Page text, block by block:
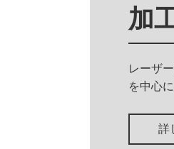
加
レーザ
を中心
詳